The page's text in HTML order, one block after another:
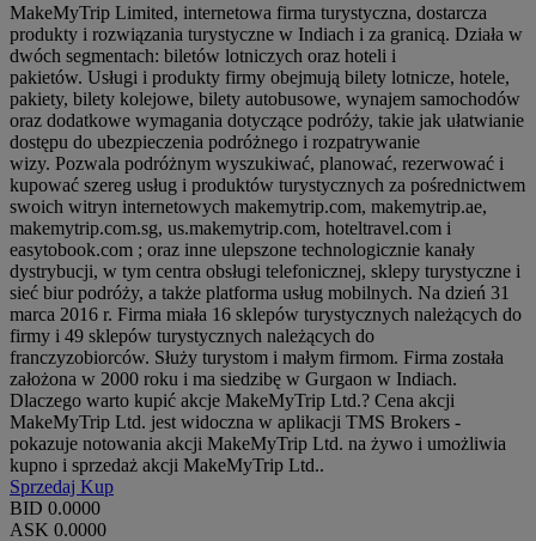
MakeMyTrip Limited, internetowa firma turystyczna, dostarcza
produkty i rozwiązania turystyczne w Indiach i za granicą. Działa w
dwóch segmentach: biletów lotniczych oraz hoteli i
pakietów. Usługi i produkty firmy obejmują bilety lotnicze, hotele,
pakiety, bilety kolejowe, bilety autobusowe, wynajem samochodów
oraz dodatkowe wymagania dotyczące podróży, takie jak ułatwianie
dostępu do ubezpieczenia podróżnego i rozpatrywanie
wizy. Pozwala podróżnym wyszukiwać, planować, rezerwować i
kupować szereg usług i produktów turystycznych za pośrednictwem
swoich witryn internetowych makemytrip.com, makemytrip.ae,
makemytrip.com.sg, us.makemytrip.com, hoteltravel.com i
easytobook.com ; oraz inne ulepszone technologicznie kanały
dystrybucji, w tym centra obsługi telefonicznej, sklepy turystyczne i
sieć biur podróży, a także platforma usług mobilnych. Na dzień 31
marca 2016 r. Firma miała 16 sklepów turystycznych należących do
firmy i 49 sklepów turystycznych należących do
franczyzobiorców. Służy turystom i małym firmom. Firma została
założona w 2000 roku i ma siedzibę w Gurgaon w Indiach.
Dlaczego warto kupić akcje MakeMyTrip Ltd.? Cena akcji
MakeMyTrip Ltd. jest widoczna w aplikacji TMS Brokers -
pokazuje notowania akcji MakeMyTrip Ltd. na żywo i umożliwia
kupno i sprzedaż akcji MakeMyTrip Ltd..
Sprzedaj Kup
BID 0.0000
ASK 0.0000